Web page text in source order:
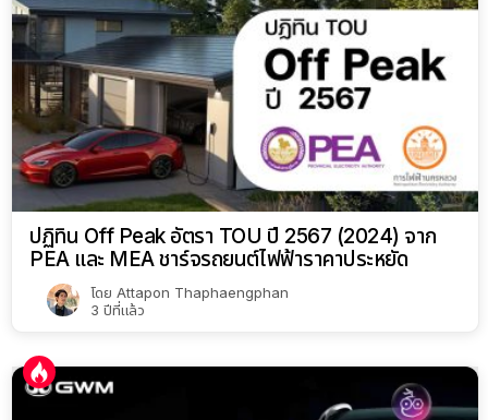
ปฏิทิน Off Peak อัตรา TOU ปี 2567 (2024) จาก
PEA และ MEA ชาร์จรถยนต์ไฟฟ้าราคาประหยัด
โดย Attapon Thaphaengphan
3 ปีที่แล้ว